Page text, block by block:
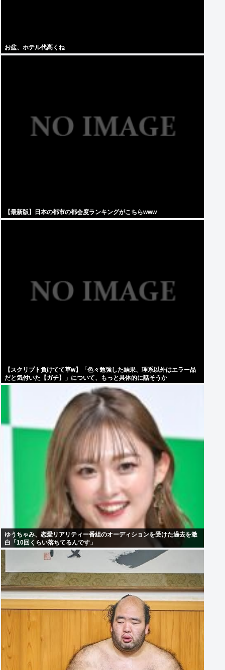
お盆、ホテル代高くね
【最新版】日本の都市の都会度ランキングがこちらwww
【スクリプト負けてて草w】「色々勉強した結果、理系以外はエラー品
だと気付いた【ガチ】」について、もっと具体的に話そうか
ゆうちゃみ、恋愛リアリティー番組のオーディションを受けた過去を激
白「10回くらい落ちてるんです」